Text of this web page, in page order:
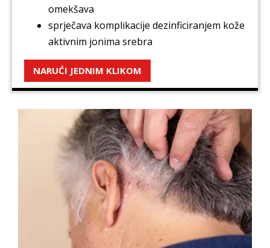
omekšava
sprječava komplikacije dezinficiranjem kože
aktivnim jonima srebra
NARUĆI JEDNIM KLIKOM